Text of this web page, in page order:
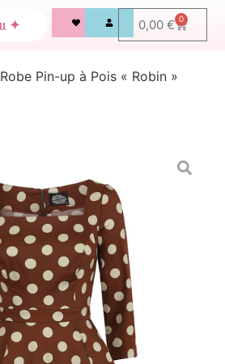
0,00 € 0
Robe Pin-up à Pois « Robin »